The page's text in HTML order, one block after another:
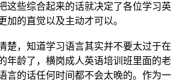
这些综合起来的话就决定了各位学习英
加的直觉以及主动才可以。
楚，知道学习语言其实并不要太过于在
年龄了，横岗成人英语培训班里面的老
言的话任何时间都不会太晚的。作为一